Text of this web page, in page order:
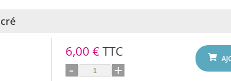
6,00 €TTC
- +